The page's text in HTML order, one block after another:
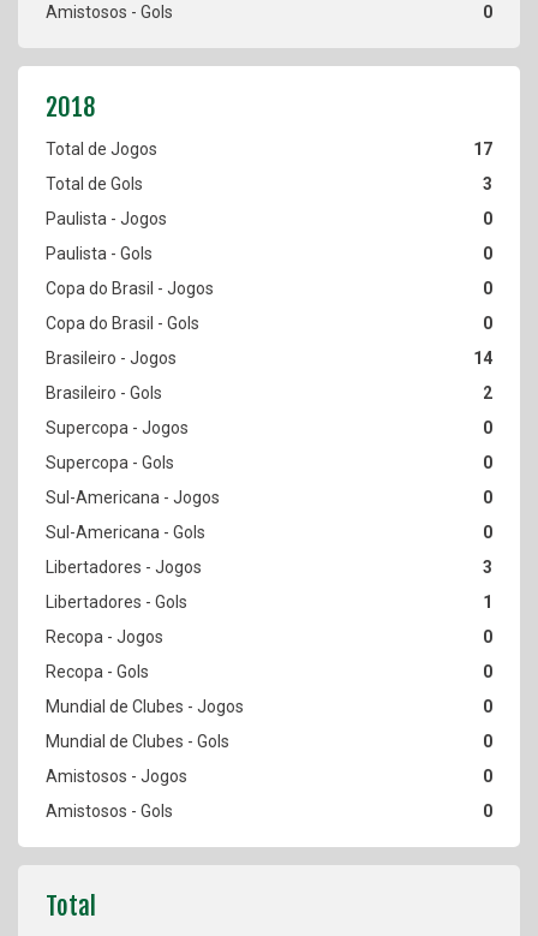
0
17
3
0
0
0
0
14
2
0
0
0
0
3
1
0
0
0
0
0
0